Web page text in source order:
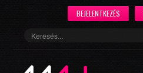
BEJELENTKEZÉS